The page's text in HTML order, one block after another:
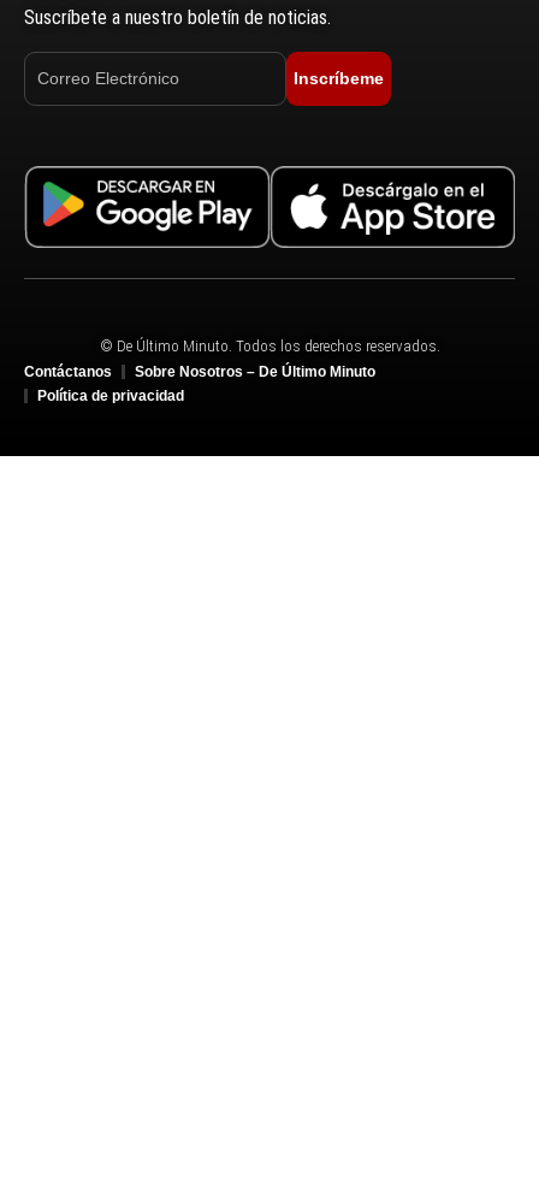
Suscríbete a nuestro boletín de noticias.
Inscríbeme
© De Último Minuto. Todos los derechos reservados.
Contáctanos
Sobre Nosotros – De Último Minuto
Política de privacidad